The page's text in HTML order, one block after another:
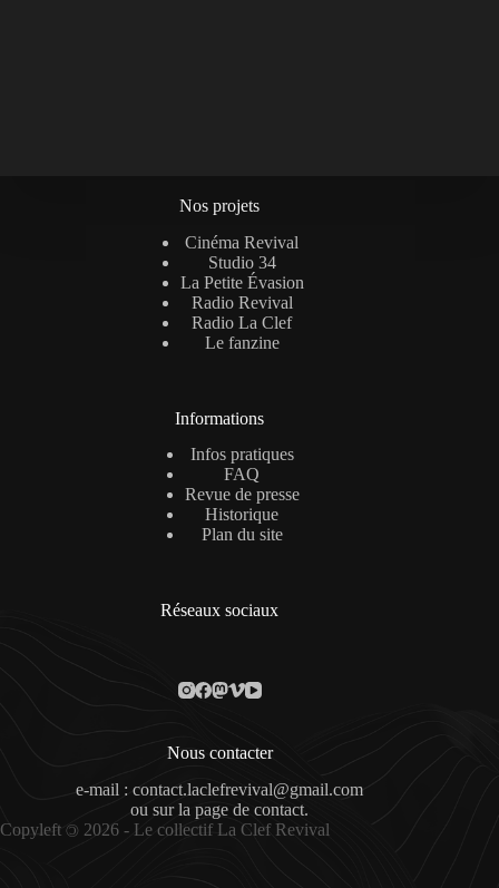
Nos projets
Cinéma Revival
Studio 34
La Petite Évasion
Radio Revival
Radio La Clef
Le fanzine
Informations
Infos pratiques
FAQ
Revue de presse
Historique
Plan du site
Réseaux sociaux
Nous contacter
e-mail : contact.laclefrevival@gmail.com
ou sur lapage de contact.
Copyleft © 2026 - Le collectif La Clef Revival